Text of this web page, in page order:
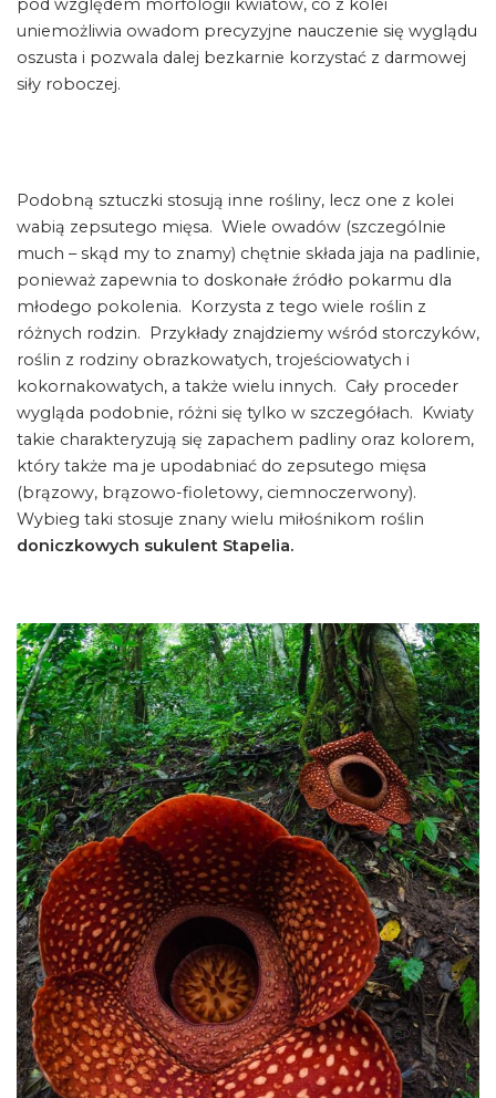
pod względem morfologii kwiatów, co z kolei
uniemożliwia owadom precyzyjne nauczenie się wyglądu
oszusta i pozwala dalej bezkarnie korzystać z darmowej
siły roboczej.
Podobną sztuczki stosują inne rośliny, lecz one z kolei
wabią zepsutego mięsa. Wiele owadów (szczególnie
much – skąd my to znamy) chętnie składa jaja na padlinie,
ponieważ zapewnia to doskonałe źródło pokarmu dla
młodego pokolenia. Korzysta z tego wiele roślin z
różnych rodzin. Przykłady znajdziemy wśród storczyków,
roślin z rodziny obrazkowatych, trojeściowatych i
kokornakowatych, a także wielu innych. Cały proceder
wygląda podobnie, różni się tylko w szczegółach. Kwiaty
takie charakteryzują się zapachem padliny oraz kolorem,
który także ma je upodabniać do zepsutego mięsa
(brązowy, brązowo-fioletowy, ciemnoczerwony).
Wybieg taki stosuje znany wielu miłośnikom roślin
doniczkowych sukulent Stapelia.